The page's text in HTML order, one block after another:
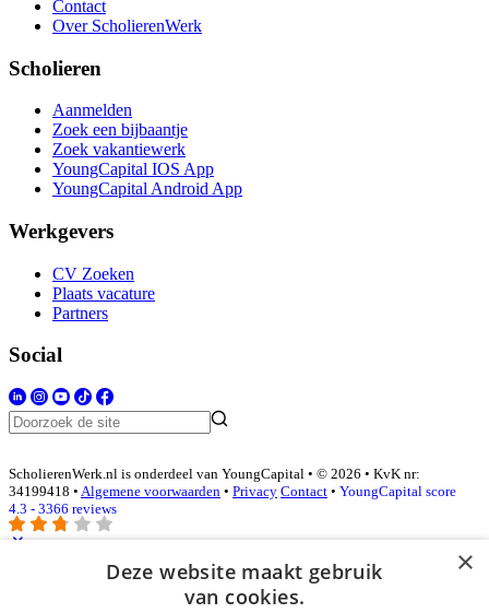
Contact
Over ScholierenWerk
Scholieren
Aanmelden
Zoek een bijbaantje
Zoek vakantiewerk
YoungCapital IOS App
YoungCapital Android App
Werkgevers
CV Zoeken
Plaats vacature
Partners
Social
ScholierenWerk.nl is onderdeel van YoungCapital • © 2026 • KvK nr:
34199418 • Algemene voorwaarden • Privacy Contact • YoungCapital score
4.3 - 3366 reviews
Inloggen als bedrijf
×
Deze website maakt gebruik
van cookies.